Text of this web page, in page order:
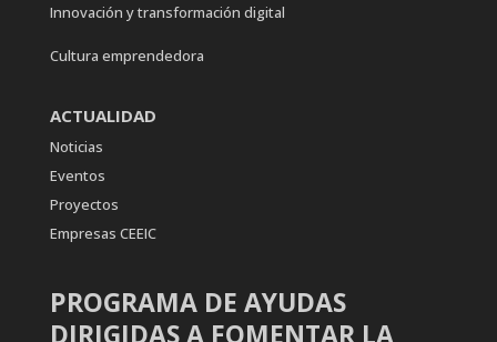
Innovación y transformación digital
Cultura emprendedora
ACTUALIDAD
Noticias
Eventos
Proyectos
Empresas CEEIC
PROGRAMA DE AYUDAS
DIRIGIDAS A FOMENTAR LA